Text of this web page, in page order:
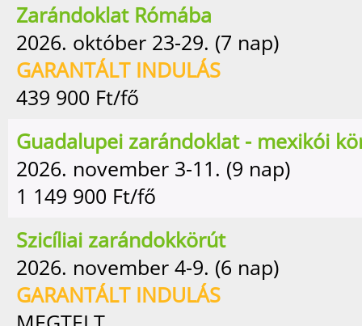
Zarándoklat Rómába
2026. október 23-29. (7 nap)
GARANTÁLT INDULÁS
439 900 Ft/fő
Guadalupei zarándoklat - mexikói
2026. november 3-11. (9 nap)
1 149 900 Ft/fő
Szicíliai zarándokkörút
2026. november 4-9. (6 nap)
GARANTÁLT INDULÁS